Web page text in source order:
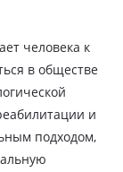
человека к
в обществе
и
подходом,